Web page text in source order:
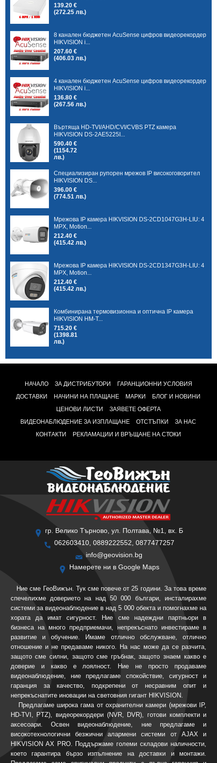
139.20 €
(272.25 лв.)
8 канален бюджетен AcuSense цифров видеорекордер
HIKVISION i...
207.60 €
(406.03 лв.)
4 канален бюджетен AcuSense цифров видеорекордер
HIKVISION i...
136.80 €
(267.56 лв.)
Въртяща HD-TVI/AHD/CVI/CVBS PTZ камера
HIKVISION DS-2AE5225I...
590.40 €
(1154.72
лв.)
Специализиран рупорен мрежов IP високоговорител
HIKVISION DS...
396.00 €
(774.51 лв.)
Мрежова IP камера HIKVISION DS-2CD1047G3H-LIU: 4
MPX, Motion...
212.40 €
(415.42 лв.)
Мрежова IP камера HIKVISION DS-2CD1347G3H-LIU: 4
MPX, Motion...
212.40 €
(415.42 лв.)
Комбинирана термовизионна и оптична IP камера
HIKVISION HM-T...
715.20 €
(1398.81
лв.)
НАЧАЛО ЗА ДИСТРИБУТОРИ
ГАРАНЦИОННИ УСЛОВИЯ
ДОСТАВКИ
НАЧИНИ НА ПЛАЩАНЕ МАРКИ
БЛОГ И НОВИНИ
ЦЕНОВИ ЛИСТИ
ЗАЯВЕТЕ ОФЕРТА
ВИДЕОНАБЛЮДЕНИЕ ЗА ИЗПЛАЩАНЕ
ОТСТЪПКИ
ЗА НАС
КОНТАКТИ
РЕКЛАМАЦИИ И ВРЪЩАНЕ НА СТОКИ
гр. Велико Търново, ул. Полтава, №1, вх. Б
062603410, 0889222552, 0877477257
info@geovision.bg
Намерете ни в Google Maps
Ние сме ГеоВижън. Тук сме повече от 25 години. За това време
спечелихме доверието на над 50 000 българи, инсталирахме
системи за видеонаблюдение в над 5 000 обекта и помогнахме на
хората да имат сигурност. Ние сме надеждни партньори в
бизнеса на много предприемачи, непрекъснато инвестираме в
развитие и обучение. Имаме отлично обслужване, отлично
отношение и не предаваме никого. На нас може да се разчита,
защото сме силни, защото сме гръбнак, защото знаем какво е
доверие и какво е лоялност. Ние не просто продаваме
видеонаблюдение, ние предлагаме спокойствие, сигурност и
гаранция за качество, подкрепени от несравним опит и
непрекъснатите иновации на световния гигант HIKVISION.
Предлагаме широка гама от охранителни камери (мрежови IP,
HD-TVI, PTZ), видеорекордери (NVR, DVR), готови комплекти и
аксесоари. Освен видеонаблюдение, ние предлагаме и
високотехнологични безжични алармени системи от AJAX и
HIKVISION AX PRO. Поддържаме големи складови наличности,
което гарантира бързо изпълнение на доставки и монтажи.